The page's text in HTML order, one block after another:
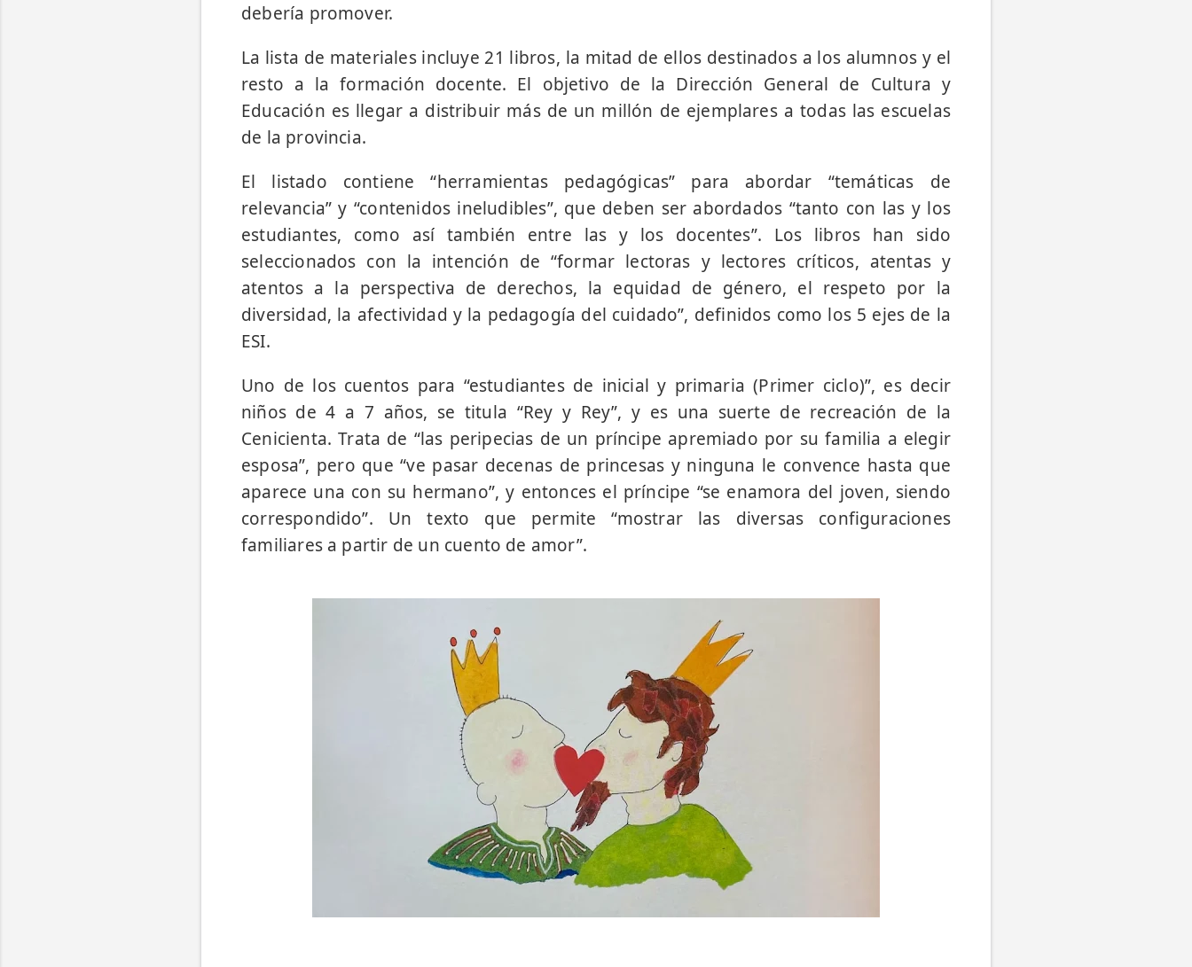
debería promover.
La lista de materiales incluye 21 libros, la mitad de ellos destinados a los alumnos y el
resto a la formación docente. El objetivo de la Dirección General de Cultura y
Educación es llegar a distribuir más de un millón de ejemplares a todas las escuelas
de la provincia.
El listado contiene “herramientas pedagógicas” para abordar “temáticas de
relevancia” y “contenidos ineludibles”, que deben ser abordados “tanto con las y los
estudiantes, como así también entre las y los docentes”. Los libros han sido
seleccionados con la intención de “formar lectoras y lectores críticos, atentas y
atentos a la perspectiva de derechos, la equidad de género, el respeto por la
diversidad, la afectividad y la pedagogía del cuidado”, definidos como los 5 ejes de la
ESI.
Uno de los cuentos para “estudiantes de inicial y primaria (Primer ciclo)”, es decir
niños de 4 a 7 años, se titula “Rey y Rey”, y es una suerte de recreación de la
Cenicienta. Trata de “las peripecias de un príncipe apremiado por su familia a elegir
esposa”, pero que “ve pasar decenas de princesas y ninguna le convence hasta que
aparece una con su hermano”, y entonces el príncipe “se enamora del joven, siendo
correspondido”. Un texto que permite “mostrar las diversas configuraciones
familiares a partir de un cuento de amor”.